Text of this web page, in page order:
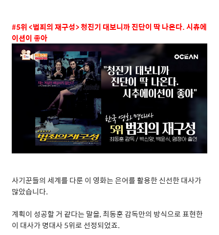
#5위<범죄의 재구성>청진기 대보니까 진단이 딱 나온다.시츄에
이션이 좋아
사기꾼들의 세계를 다룬 이 영화는 은어를 활용한 신선한 대사가
많았습니다.
계획이 성공할 거 같다는 말을,최동훈 감독만의 방식으로 표현한
이 대사가 명대사5위로 선정되었죠.